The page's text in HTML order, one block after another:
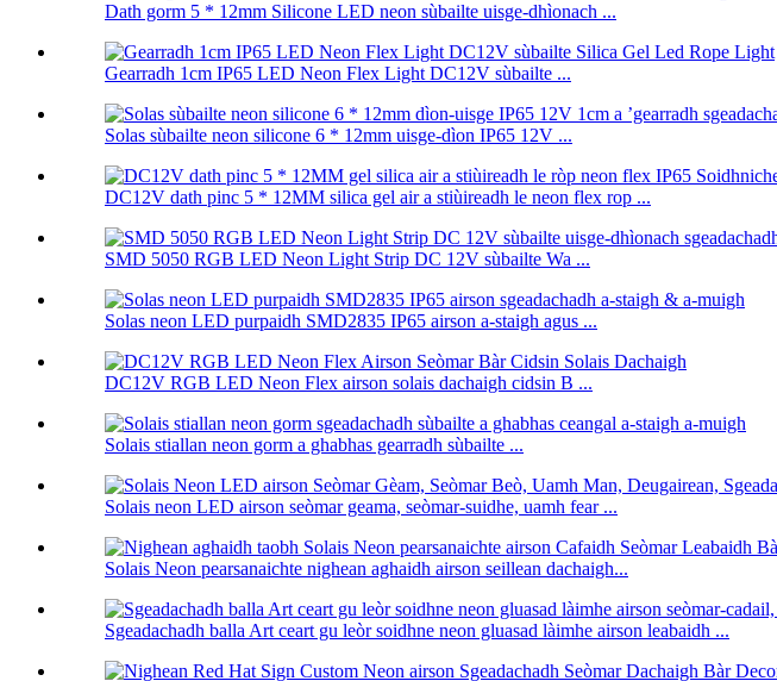
Dath gorm 5 * 12mm Silicone LED neon sùbailte uisge-dhìonach ...
Gearradh 1cm IP65 LED Neon Flex Light DC12V sùbailte ...
Solas sùbailte neon silicone 6 * 12mm uisge-dìon IP65 12V ...
DC12V dath pinc 5 * 12MM silica gel air a stiùireadh le neon flex rop ...
SMD 5050 RGB LED Neon Light Strip DC 12V sùbailte Wa ...
Solas neon LED purpaidh SMD2835 IP65 airson a-staigh agus ...
DC12V RGB LED Neon Flex airson solais dachaigh cidsin B ...
Solais stiallan neon gorm a ghabhas gearradh sùbailte ...
Solais neon LED airson seòmar geama, seòmar-suidhe, uamh fear ...
Solais Neon pearsanaichte nighean aghaidh airson seillean dachaigh...
Sgeadachadh balla Art ceart gu leòr soidhne neon gluasad làimhe airson leabaidh ...